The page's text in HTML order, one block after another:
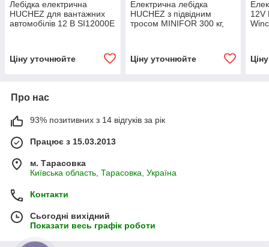
Лебідка електрична
HUCHEZ для вантажних
автомобілів 12 В SI12000E
Ціну уточнюйте
Електрична лебідка
HUCHEZ з підвідним
тросом MINIFOR 300 кг,
Ціну уточнюйте
12V
Про нас
93% позитивних з 14 відгуків за рік
Працює з 15.03.2013
м. Тарасовка
Київська область, Тарасовка, Україна
Контакти
Сьогодні вихідний
Показати весь графік роботи